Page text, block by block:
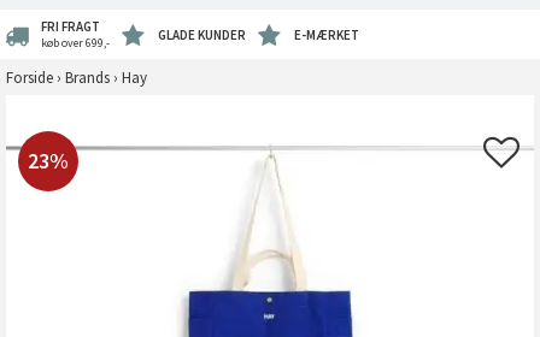
FRI FRAGT
køb over 699,- GLADE KUNDER E-MÆRKET
Forside › Brands › Hay
23%